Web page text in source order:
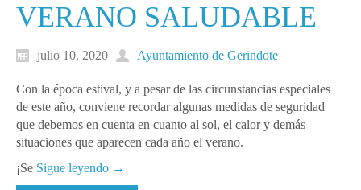
VERANO SALUDABLE
julio 10, 2020 Ayuntamiento de Gerindote
Con la época estival, y a pesar de las circunstancias especiales
de este año, conviene recordar algunas medidas de seguridad
que debemos en cuenta en cuanto al sol, el calor y demás
situaciones que aparecen cada año el verano.
¡Se Sigue leyendo →